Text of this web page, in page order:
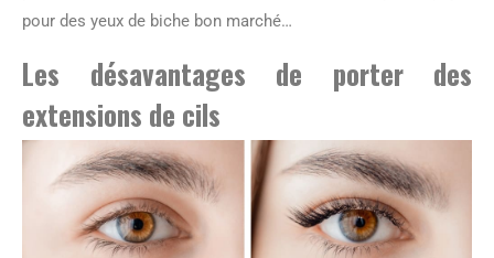
pour des yeux de biche bon marché…
Les désavantages de porter des
extensions de cils